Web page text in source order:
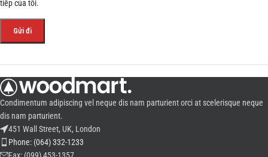
tiếp của tôi.
Condimentum adipiscing vel neque dis nam parturient orci at scelerisque neque
dis nam parturient.
451 Wall Street, UK, London
Phone: (064) 332-1233
Fax: (099) 453-1357